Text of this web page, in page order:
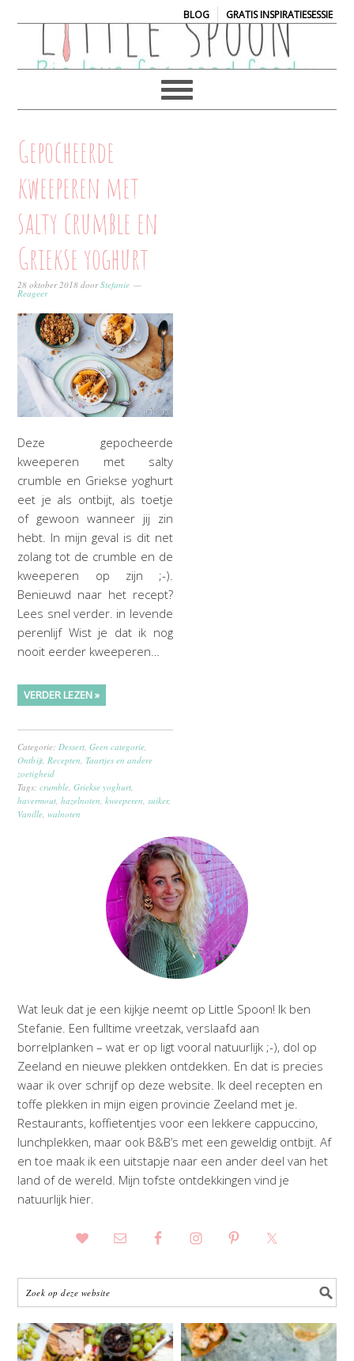
BLOG| GRATIS INSPIRATIESESSIE
Gepocheerde
kweeperen met
salty crumble en
Griekse yoghurt
28 oktober 2018 doorStefanie
Reageer
Deze gepocheerde
kweeperen met salty
crumble en Griekse yoghurt
eet je als ontbijt, als toetje
of gewoon wanneer jij zin
hebt. In mijn geval is dit net
zolang tot de crumble en de
kweeperen op zijn ;-).
Benieuwd naar het recept?
Lees snel verder. in levende
perenlijf Wist je dat ik nog
nooit eerder kweeperen…
VERDER LEZEN »
Categorie: Dessert ,Geen categorie
Ontbijt Recepten ,Taartjes en andere
zoetigheid
Tags:crumble ,Griekse yoghurt
havermout ,hazelnoten ,kweeperen ,suiker,
Vanille ,walnoten
Wat leuk dat je een kijkje neemt op Little Spoon! Ik ben
Stefanie. Een fulltime vreetzak, verslaafd aan
borrelplanken – wat er op ligt vooral natuurlijk ;-), dol op
Zeeland en nieuwe plekken ontdekken. En dat is precies
waar ik over schrijf op deze website. Ik deel recepten en
toffe plekken in mijn eigen provincie Zeeland met je.
Restaurants, koffietentjes voor een lekkere cappuccino,
lunchplekken, maar ook B&B’s met een geweldig ontbijt. Af
en toe maak ik een uitstapje naar een ander deel van het
land of de wereld. Mijn tofste ontdekkingen vind je
natuurlijk hier.